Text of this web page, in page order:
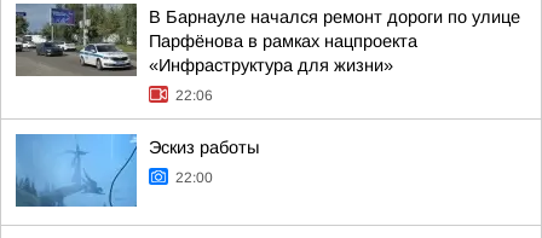
В Барнауле начался ремонт дороги по улице
Парфёнова в рамках нацпроекта
«Инфраструктура для жизни»
22:06
Эскиз работы
22:00